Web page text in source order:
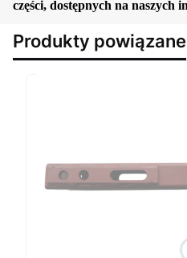
części, dostępnych na naszych
Produkty powiązane